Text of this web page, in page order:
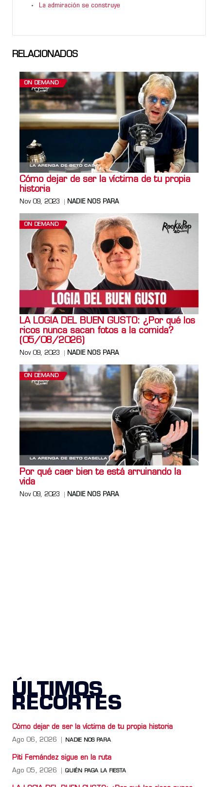
La admiración se construye
RELACIONADOS
ON DEMAND
Cómo dejar de ser la víctima de tu propia
historia
Nov 09, 2023 NADIE NOS PARA
ON DEMAND
LA LOGIA DEL BUEN GUSTO: ¿Por qué los
ricos nunca sacan fotos a la comida?
(05/08/2026)
Nov 09, 2023 NADIE NOS PARA
ON DEMAND
Por qué caer bien te está arruinando la
vida
Nov 09, 2023 NADIE NOS PARA
ÚLTIMOS
RECORTES
Cómo dejar de ser la víctima de tu propia historia
Ago 06, 2026 NADIE NOS PARA
Piti Fernández sigue en la ruta
Ago 05, 2026 QUIÉN PAGA LA FIESTA